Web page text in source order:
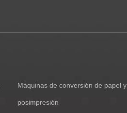
Máquinas de conversión de papel y
posimpresión